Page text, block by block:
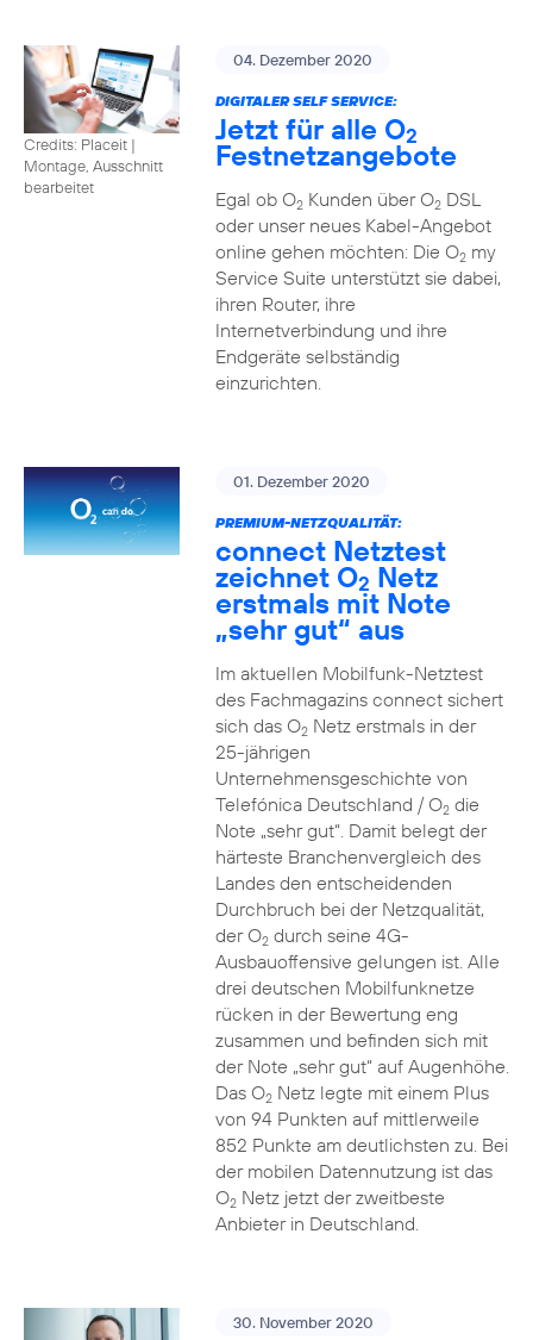
Credits: Placeit |
Montage, Ausschnitt
bearbeitet
04. Dezember 2020
DIGITALER SELF SERVICE:
Jetzt für alle O2
Festnetzangebote
Egal ob O2Kunden über O2DSL
oder unser neues Kabel-Angebot
online gehen möchten: Die O2my
Service Suite unterstützt sie dabei,
ihren Router, ihre
Internetverbindung und ihre
Endgeräte selbständig
einzurichten.
01. Dezember 2020
PREMIUM-NETZQUALITÄT:
connect Netztest
zeichnet O2 Netz
erstmals mit Note
„sehr gut“ aus
Im aktuellen Mobilfunk-Netztest
des Fachmagazins connect sichert
sich das O2Netz erstmals in der
25-jährigen
Unternehmensgeschichte von
Telefónica Deutschland / O2die
Note „sehr gut“. Damit belegt der
härteste Branchenvergleich des
Landes den entscheidenden
Durchbruch bei der Netzqualität,
der O2durch seine 4G-
Ausbauoffensive gelungen ist. Alle
drei deutschen Mobilfunknetze
rücken in der Bewertung eng
zusammen und befinden sich mit
der Note „sehr gut“ auf Augenhöhe.
Das O2Netz legte mit einem Plus
von 94 Punkten auf mittlerweile
852 Punkte am deutlichsten zu. Bei
der mobilen Datennutzung ist das
O2Netz jetzt der zweitbeste
Anbieter in Deutschland.
30. November 2020